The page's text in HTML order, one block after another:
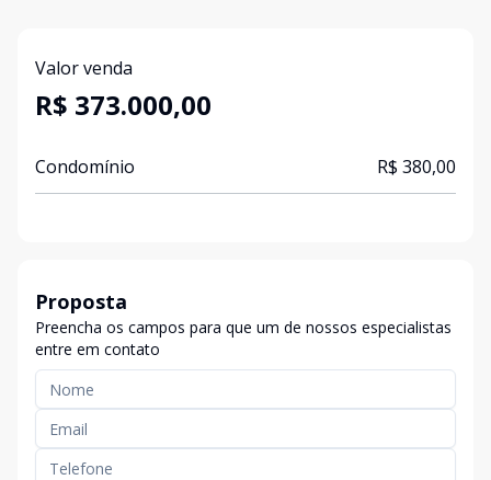
Valor venda
R$ 373.000,00
Condomínio R$ 380,00
Proposta
Preencha os campos para que um de nossos especialistas
entre em contato